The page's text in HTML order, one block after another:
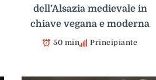
dell’Alsazia medievale in
chiave vegana e moderna
50 min Principiante